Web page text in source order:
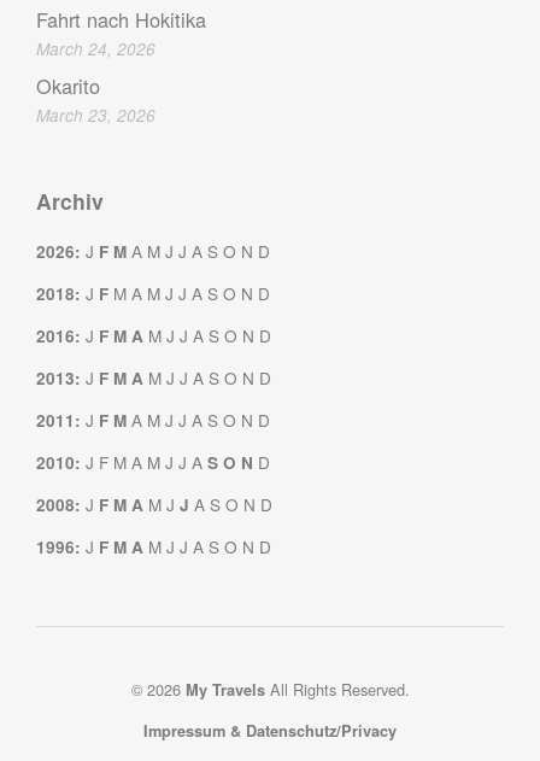
Fahrt nach Hokitika
March 24, 2026
Okarito
March 23, 2026
Archiv
2026: J F M A M J J A S O N D
2018: J F M A M J J A S O N D
2016: J F M A M J J A S O N D
2013: J F M A M J J A S O N D
2011 : J F M A M J J A S O N D
2010: J F M A M J J A S O N D
2008: J F M A M J J A S O N D
1996: J F M A M J J A S O N D
© 2026 My TravelsAll Rights Reserved.
Impressum & Datenschutz/Privacy